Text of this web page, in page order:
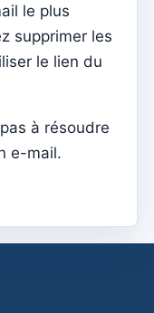
(MEC)
le plus
supprimer les
le lien du
à résoudre
e-mail.